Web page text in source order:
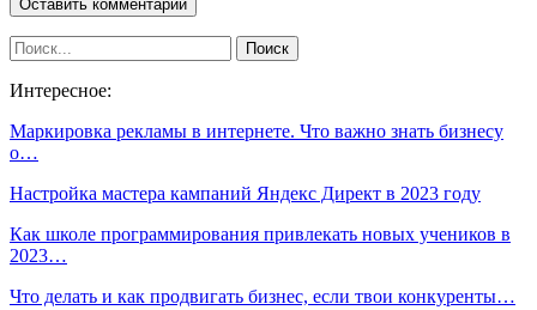
Интересное:
Маркировка рекламы в интернете. Что важно знать бизнесу
о…
Настройка мастера кампаний Яндекс Директ в 2023 году
Как школе программирования привлекать новых учеников в
2023…
Что делать и как продвигать бизнес, если твои конкуренты…